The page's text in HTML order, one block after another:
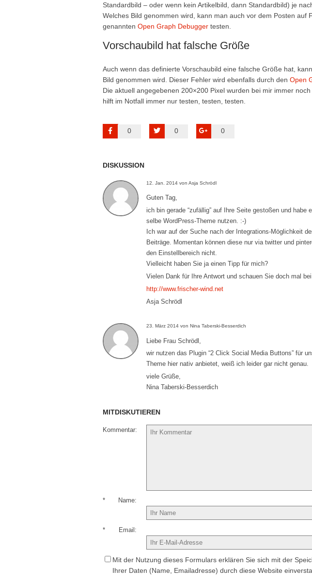
Standardbild – oder wenn kein Artikelbild, dann Standardbild) je
Welches Bild genommen wird, kann man auch vor dem Posten auf
genannten Open Graph Debugger testen.
Vorschaubild hat falsche Größe
Auch wenn das definierte Vorschaubild eine falsche Größe hat,
Bild genommen wird. Dieser Fehler wird ebenfalls durch den Open
Die aktuell angegebenen 200×200 Pixel wurden bei mir immer
hilft im Notfall immer nur testen, testen, testen.
0 0 0
DISKUSSION
12. Jan. 2014 von Asja Schrödl
Guten Tag,
ich bin gerade “zufällig” auf Ihre Seite gestoßen und habe
selbe WordPress-Theme nutzen. :-)
Ich war auf der Suche nach der Integrations-Möglichkeit
Beiträge. Momentan können diese nur via twitter und
den Einstellbereich nicht.
Vielleicht haben Sie ja einen Tipp für mich?
Vielen Dank für Ihre Antwort und schauen Sie doch mal
http://www.frischer-wind.net
Asja Schrödl
23. März 2014 von Nina Taberski-Besserdich
Liebe Frau Schrödl,
wir nutzen das Plugin “2 Click Social Media Buttons” für
Theme hier nativ anbietet, weiß ich leider gar nicht genau.
viele Grüße,
Nina Taberski-Besserdich
MITDISKUTIEREN
Kommentar
Name
*
Email
*
Mit der Nutzung dieses Formulars erklären Sie sich mit der
Ihrer Daten (Name, Emailadresse) durch diese Website